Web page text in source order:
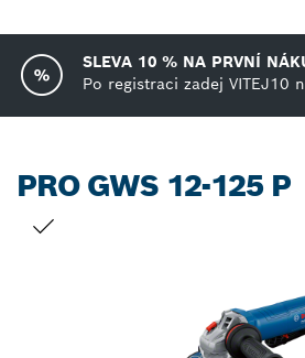
SLEVA 10 % NA PRVNÍ
Po registraci zadej VITEJ10
PRO GWS 12-125 P